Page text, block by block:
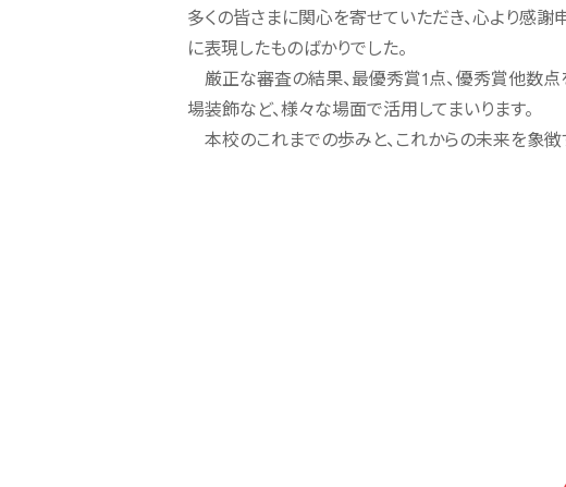
多くの皆さまに関心を寄せていただき、心より感
に表現したものばかりでした。
厳正な審査の結果、最優秀賞1点、優秀賞他数点
場装飾など、様々な場面で活用してまいります。
本校のこれまでの歩みと、これからの未来を象徴